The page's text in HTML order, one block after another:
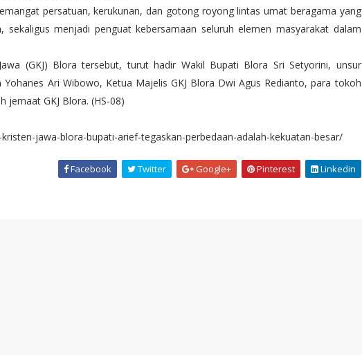
persatuan, kerukunan, dan gotong royong lintas umat beragama yang
menjadi penguat kebersamaan seluruh elemen masyarakat dalam
(GKJ) Blora tersebut, turut hadir Wakil Bupati Blora Sri Setyorini, unsur
Ari Wibowo, Ketua Majelis GKJ Blora Dwi Agus Redianto, para tokoh
jemaat GKJ Blora. (HS-08)
jawa-blora-bupati-arief-tegaskan-perbedaan-adalah-kekuatan-besar/
Facebook Twitter Google+ Pinterest Linkedin